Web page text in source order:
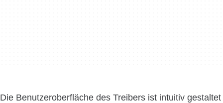
Die Benutzeroberfläche des Treibers ist intuitiv gestaltet